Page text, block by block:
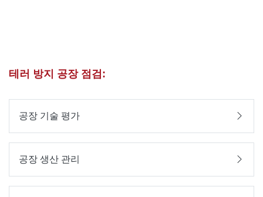
테러 방지 공장 점검:
공장 기술 평가
공장 생산 관리